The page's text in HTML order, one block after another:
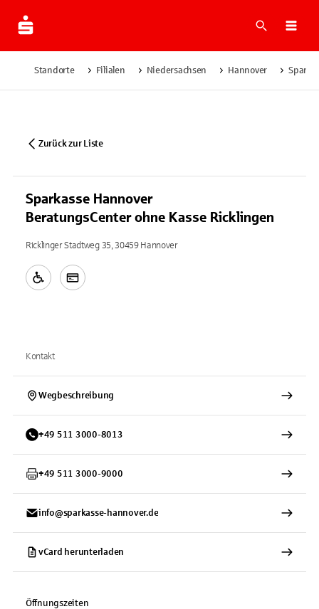
Suche
Standorte Filialen Niedersachsen Hannover
Zurück zur Liste
Sparkasse Hannover
BeratungsCenter ohne Kasse Ricklingen
Ricklinger Stadtweg 35, 30459 Hannover
Kontakt
Wegbeschreibung
+49 511 3000-8013
+49 511 3000-9000
info@sparkasse-hannover.de
vCard herunterladen
Öffnungszeiten